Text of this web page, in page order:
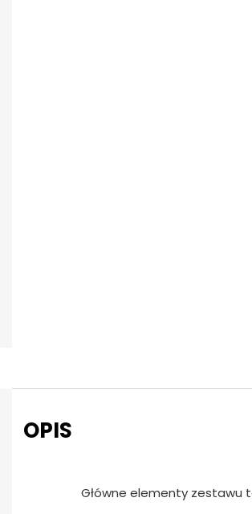
OPIS
Główne elementy zestawu